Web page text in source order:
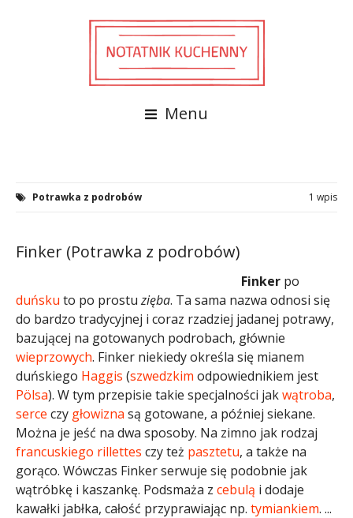
Menu
Potrawka z podrobów 1 wpis
Finker (Potrawka z podrobów)
Finker po
duńsku to po prostuzięba. Ta sama nazwa odnosi się
do bardzo tradycyjnej i coraz rzadziej jadanej potrawy,
bazującej na gotowanych podrobach, głównie
wieprzowych. Finker niekiedy określa się mianem
duńskiego Haggis (szwedzkim odpowiednikiem jest
Pölsa). W tym przepisie takie specjalności jakwątroba,
serce czy głowizna są gotowane, a później siekane.
Można je jeść na dwa sposoby. Na zimno jak rodzaj
francuskiego rillettes czy też pasztetu, a także na
gorąco. Wówczas Finker serwuje się podobnie jak
wątróbkę i kaszankę. Podsmaża z cebulą i dodaje
kawałki jabłka, całość przyprawiając np. tymiankiem. ...